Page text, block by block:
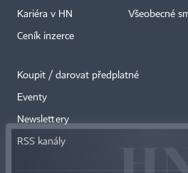
Kariéra v HN
Ceník inzerce
Všeobecné
Koupit / darovat předplatné
Eventy
Newslettery
RSS kanály